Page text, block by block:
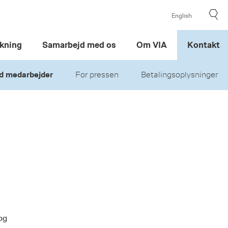
English
Samarbejd med os Om VIA Kontakt
medarbejder For pressen Betalingsoplysninger